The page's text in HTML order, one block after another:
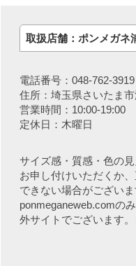
取扱店舗：ポンメガネ
電話番号：048-762-3919
住所：埼玉県さいたま
営業時間：10:00-19:00
定休日：木曜日
サイズ感・質感・色の
お申し付けいただくか
できない場合がござい
ponmeganeweb.comの
外サイトでございます